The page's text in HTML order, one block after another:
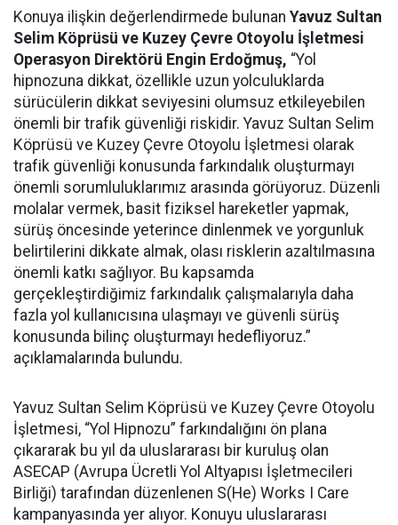
Konuya ilişkin değerlendirmede bulunan Yavuz Sultan
Selim Köprüsü ve Kuzey Çevre Otoyolu İşletmesi
Operasyon Direktörü Engin Erdoğmuş, “Yol
hipnozuna dikkat, özellikle uzun yolculuklarda
sürücülerin dikkat seviyesini olumsuz etkileyebilen
önemli bir trafik güvenliği riskidir. Yavuz Sultan Selim
Köprüsü ve Kuzey Çevre Otoyolu İşletmesi olarak
trafik güvenliği konusunda farkındalık oluşturmayı
önemli sorumluluklarımız arasında görüyoruz. Düzenli
molalar vermek, basit fiziksel hareketler yapmak,
sürüş öncesinde yeterince dinlenmek ve yorgunluk
belirtilerini dikkate almak, olası risklerin azaltılmasına
önemli katkı sağlıyor. Bu kapsamda
gerçekleştirdiğimiz farkındalık çalışmalarıyla daha
fazla yol kullanıcısına ulaşmayı ve güvenli sürüş
konusunda bilinç oluşturmayı hedefliyoruz.”
açıklamalarında bulundu.
Yavuz Sultan Selim Köprüsü ve Kuzey Çevre Otoyolu
İşletmesi, “Yol Hipnozu” farkındalığını ön plana
çıkararak bu yıl da uluslararası bir kuruluş olan
ASECAP (Avrupa Ücretli Yol Altyapısı İşletmecileri
Birliği) tarafından düzenlenen S(He) Works I Care
kampanyasında yer alıyor. Konuyu uluslararası